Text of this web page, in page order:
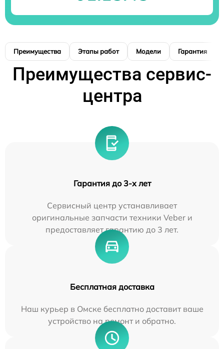
Преимущества Этапы работ Модели Гарантия
Преимущества сервис-
центра
Гарантия до 3-х лет
Сервисный центр устанавливает
оригинальные запчасти техники Veber и
предоставляет гарантию до 3 лет.
Бесплатная доставка
Наш курьер в Омске бесплатно доставит ваше
устройство на ремонт и обратно.